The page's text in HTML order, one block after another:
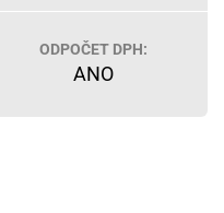
ODPOČET DPH:
ANO